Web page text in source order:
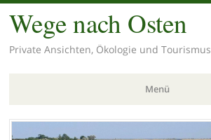
Wege nach Osten
Private Ansichten, Ökologie und Tourismus
Menü
Zum